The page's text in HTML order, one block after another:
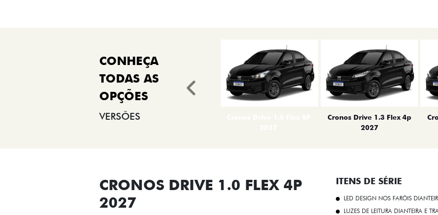
VERSÕES
Cronos Drive 1.3 Flex 4p
2027
Anterior
CRONOS DRIVE 1.0 FLEX 4P
2027
ITENS DE SÉRIE
LED DESIGN NOS FARÓIS
LUZES DE LEITURA DIANTEIRA E